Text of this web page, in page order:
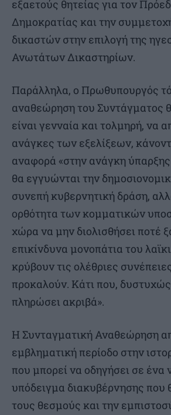
εξαετούς θητείας για τον
Δημοκρατίας και την
δικαστών στην επιλογή της
Ανωτάτων Δικαστηρίων.
Παράλληλα, ο Πρωθυπουργός
αναθεώρηση του Συντάγματος
είναι γενναία και τολμηρή, να
ανάγκες των εξελίξεων,
αναφορά «στην ανάγκη
θα εγγυώνται την
συνεπή κυβερνητική δράση,
ορθότητα των κομματικών
χώρα να μην διολισθήσει ποτέ
επικίνδυνα μονοπάτια του
κρύβουν τις ολέθριες
προκαλούν. Κάτι που,
πληρώσει ακριβά».
Η Συνταγματική Αναθεώρηση
εμβληματική περίοδο στην
που μπορεί να οδηγήσει σε ένα
υπόδειγμα διακυβέρνησης που
τους θεσμούς και την